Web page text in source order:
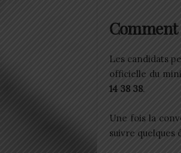
Les candidats
officielle du
14 38 38.
Une fois la
suivre quelques